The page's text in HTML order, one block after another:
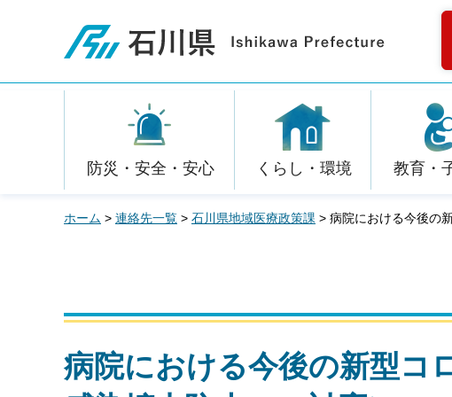
石川県
防災・安全・安心 くらし・環境 教育・
ホーム > 連絡先一覧 > 石川県地域医療政策課 > 病院における今後の
病院における今後の新型コ